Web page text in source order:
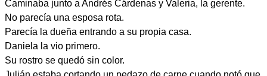
Caminaba junto a Andrés Cárdenas y Valeria, la gerente.
No parecía una esposa rota.
Parecía la dueña entrando a su propia casa.
Daniela la vio primero.
Su rostro se quedó sin color.